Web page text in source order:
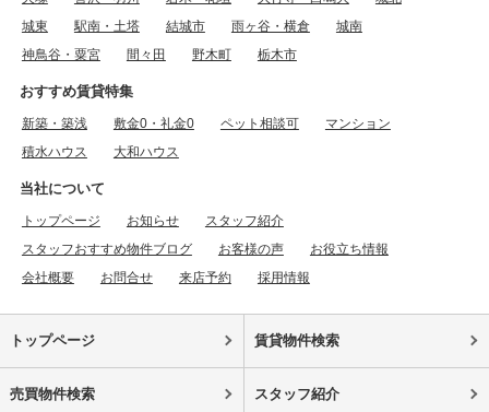
城東
駅南・土塔 結城市 雨ヶ谷・横倉
城南
神鳥谷・粟宮
間々田 野木町 栃木市
おすすめ賃貸特集
新築・築浅 敷金0・礼金0 ペット相談可
マンション
積水ハウス
大和ハウス
当社について
トップページ お知らせ
スタッフ紹介
スタッフおすすめ物件ブログ
お客様の声
お役立ち情報
会社概要
お問合せ 来店予約 採用情報
トップページ 賃貸物件検索
売買物件検索 スタッフ紹介